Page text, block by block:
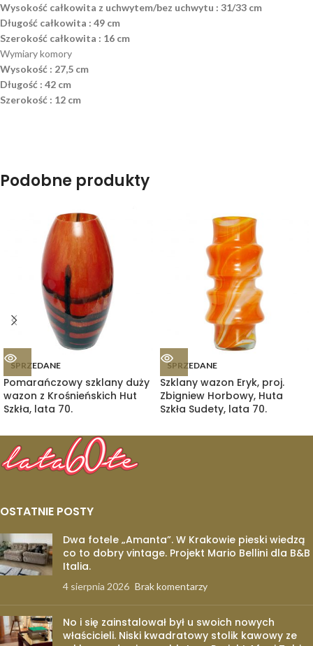
Wysokość całkowita z uchwytem/bez uchwytu : 31/33 cm
Długość całkowita : 49 cm
Szerokość całkowita : 16 cm
Wymiary komory
Wysokość : 27,5 cm
Długość : 42 cm
Szerokość : 12 cm
Podobne produkty
SPRZEDANE
Pomarańczowy szklany duży
wazon z Krośnieńskich Hut
Szkła, lata 70.
SPRZEDANE
Szklany wazon Eryk, proj.
Zbigniew Horbowy, Huta
Szkła Sudety, lata 70.
OSTATNIE POSTY
Dwa fotele „Amanta”. W Krakowie pieski wiedzą
co to dobry vintage. Projekt Mario Bellini dla B&B
Italia.
4 sierpnia 2026 Brak komentarzy
No i się zainstalował był u swoich nowych
właścicieli. Niski kwadratowy stolik kawowy ze